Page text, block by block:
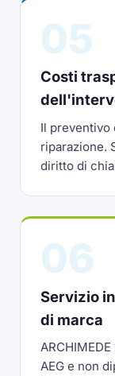
Costi
Il preventivo
riparazione.
diritto di
Servizio
di marca
AEG e non